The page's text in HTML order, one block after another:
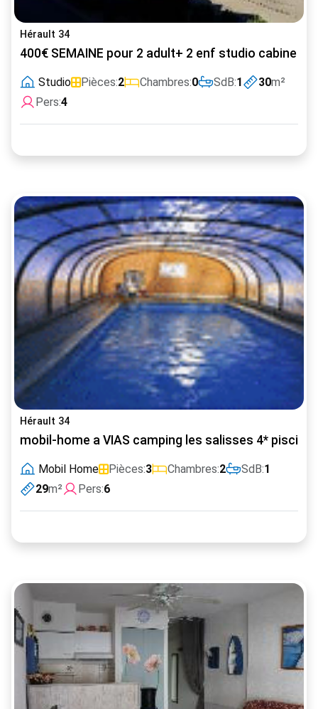
Hérault 34
400€ SEMAINE pour 2 adult+ 2 enf studio cabine
Studio Pièces:2 Chambres:0 SdB:1 30m²
Pers:4
Hérault 34
mobil-home a VIAS camping les salisses 4*
Mobil Home Pièces:3 Chambres:2 SdB:1
29m² Pers:6